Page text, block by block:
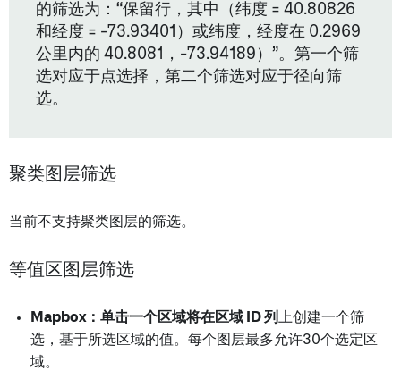
的筛选为：“保留行，其中（纬度 = 40.80826
和经度 = -73.93401）或纬度，经度在 0.2969
公里内的 40.8081，-73.94189）”。第一个筛
选对应于点选择，第二个筛选对应于径向筛
选。
聚类图层筛选
当前不支持聚类图层的筛选。
等值区图层筛选
Mapbox： 单击一个区域将在区域 ID 列
上创建一个筛
选，基于所选区域的值。每个图层最多允许30个选定区
域。